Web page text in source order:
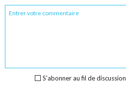
S'abonner au fil de discussion